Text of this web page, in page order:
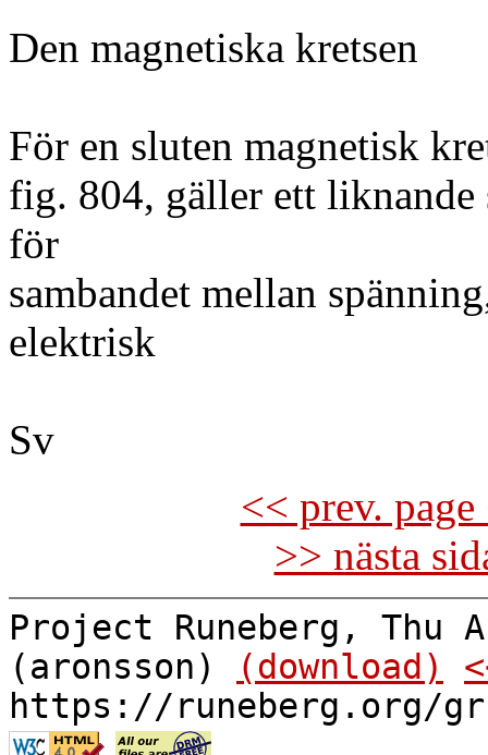
Den magnetiska kretsen
För en sluten magnetisk
fig. 804, gäller ett liknande
för
sambandet mellan
elektrisk
Sv
<< prev.
>> nästa
Project Runeberg, Thu
(aronsson)
(download)
https://runeberg.org/